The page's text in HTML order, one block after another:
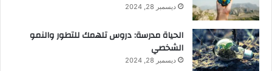
ديسمبر 28, 2024
الحياة مدرسة: دروس تلهمك للتطور والنمو
الشخصي
ديسمبر 28, 2024